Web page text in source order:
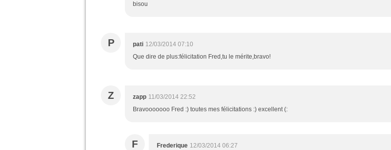
bisou
P pati 12/03/2014 07:10
Que dire de plus:félicitation Fred,tu le mérite,bravo!
Z zapp 11/03/2014 22:52
Bravooooooo Fred :) toutes mes félicitations :) excellent (:
F Frederique 12/03/2014 06:27